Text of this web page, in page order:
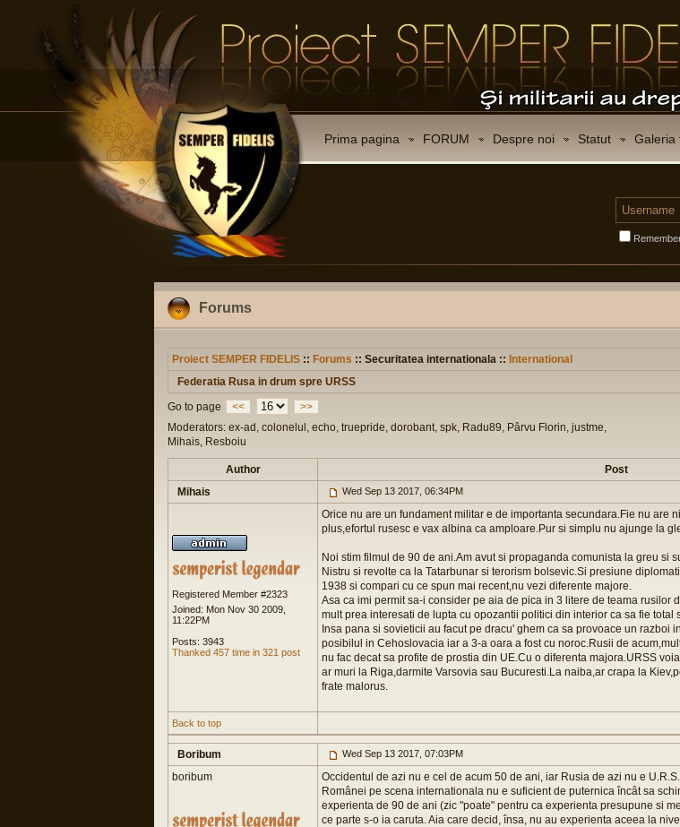
Prima pagina FORUM Despre noi Statut Galeria
Forums
Proiect SEMPER FIDELIS :: Forums :: Securitatea internationala :: International
Federatia Rusa in drum spre URSS
Go to page
<<
>>
Moderators: ex-ad, colonelul, echo, truepride, dorobant, spk, Radu89, Pârvu Florin, justme,
Mihais, Resboiu
Author
Post
Mihais
Wed Sep 13 2017, 06:34PM
Registered Member #2323
Joined: Mon Nov 30 2009,
11:22PM
Posts: 3943
Thanked 457 time in 321 post
Orice nu are un fundament militar e de importanta secundara.Fie nu are
plus,efortul rusesc e vax albina ca amploare.Pur si simplu nu ajunge la
Noi stim filmul de 90 de ani.Am avut si propaganda comunista la greu si
Nistru si revolte ca la Tatarbunar si terorism bolsevic.Si presiune
1938 si compari cu ce spun mai recent,nu vezi diferente majore.
Asa ca imi permit sa-i consider pe aia de pica in 3 litere de teama rusilor
mult prea interesati de lupta cu opozantii politici din interior ca sa fie total
Insa pana si sovieticii au facut pe dracu' ghem ca sa provoace un razboi
posibilul in Cehoslovacia iar a 3-a oara a fost cu noroc.Rusii de
nu fac decat sa profite de prostia din UE.Cu o diferenta majora.URSS
ar muri la Riga,darmite Varsovia sau Bucuresti.La naiba,ar crapa la
frate malorus.
Back to top
Boribum Wed Sep 13 2017, 07:03PM
boribum
Occidentul de azi nu e cel de acum 50 de ani, iar Rusia de azi nu e
Românei pe scena internationala nu e suficient de puternica încât sa
experienta de 90 de ani (zic "poate" pentru ca experienta presupune si
ce parte s-o ia caruta. Aia care decid, însa, nu au experienta aceea la